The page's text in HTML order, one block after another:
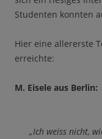
Studenten konnten
Hier eine allererste
erreichte:
M. Eisele aus Berlin:
„Ich weiss nicht,